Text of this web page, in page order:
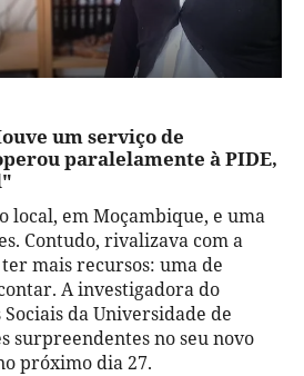
um serviço de
paralelamente à PIDE,
local, em Moçambique, e uma
Contudo, rivalizava com a
mais recursos: uma de
A investigadora do
da Universidade de
surpreendentes no seu novo
próximo dia 27.